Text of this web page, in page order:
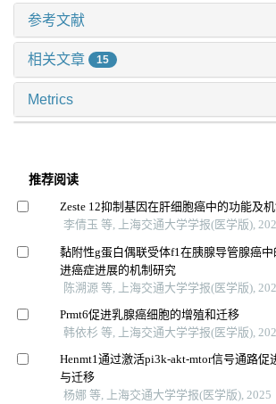
参考文献
相关文章 15
Metrics
推荐阅读
Zeste 12抑制基因在肝细胞癌中的功能及机
李倩玉 等, 上海交通大学学报(医学版),
黏附性g蛋白偶联受体f1在胰腺导管腺癌
进癌症进展的机制研究
陈溯源 等, 上海交通大学学报(医学版),
Prmt6促进乳腺癌细胞的增殖和迁移
韩依杉 等, 上海交通大学学报(医学版),
Henmt1通过激活pi3k-akt-mtor信号通路促
与迁移
杨娜 等, 上海交通大学学报(医学版), 2025